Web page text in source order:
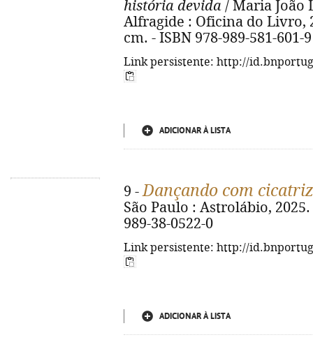
história devida / Maria João
Alfragide : Oficina do Livro,
cm. - ISBN 978-989-581-601-9
Link persistente: http://
ADICIONAR À LISTA
9 -Dançando com
São Paulo : Astrolábio,
989-38-0522-0
Link persistente: http://
ADICIONAR À LISTA